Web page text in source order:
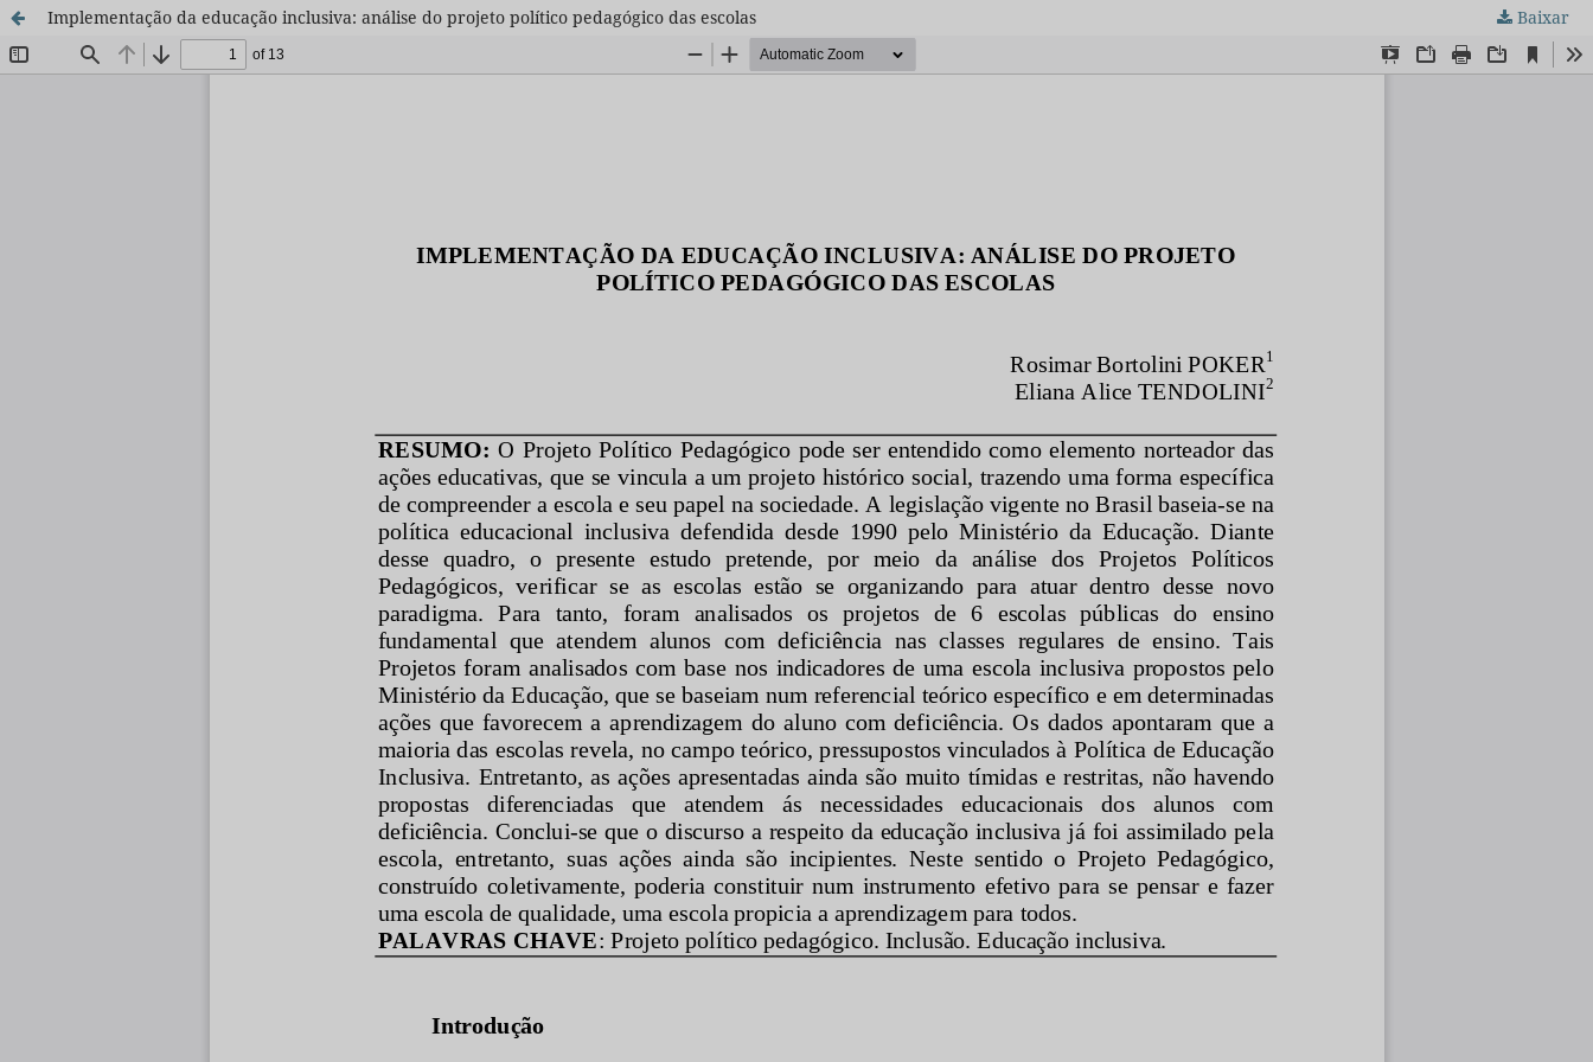
Implementação da educação inclusiva: análise do projeto político pedagógico das escolas Baixar